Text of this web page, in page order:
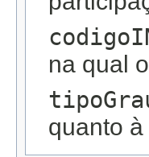
na qual
quanto